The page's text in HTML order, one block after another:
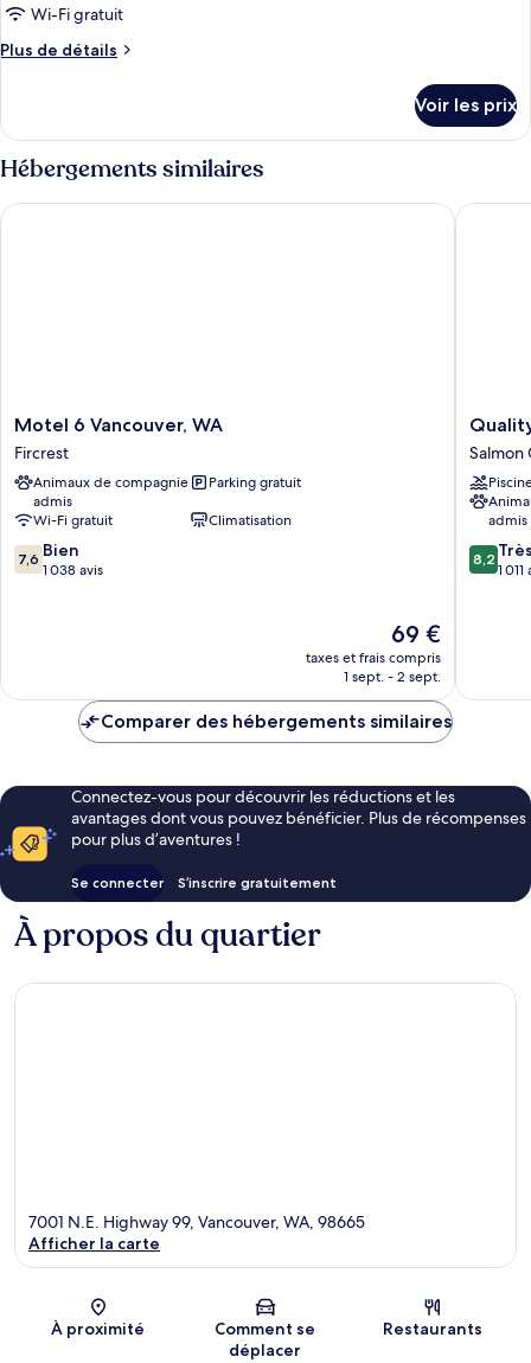
fumeurs
grands
non-
ce
type
de
Efficiency,
Chambre
Standard,
Wi-Fi gratuit
Plus de détails
Plus
le
type
de
chambre
Efficiency,
Voir les prix
Hébergements similaires
Motel
6
Vancouver,
WA
Fircrest
Motel 6 Vancouver, WA
Fircrest
Animaux de compagnie
admis
Parking gratuit
Wi-Fi gratuit
Climatisation
7.6
sur
7,6 Bien
1 038 avis
Le
nouveau
prix
de
69 €
taxes et frais compris
1 sept. - 2 sept.
Motel 6 Vancouver, WA
Quality
Inn
&
Suites
North
Salmon
Creek
Salmon
admis
8.2
sur
8,2
1 011
Quality
Comparer des hébergements similaires
Connectez-vous pour découvrir les réductions et les
avantages dont vous pouvez bénéficier. Plus de récompenses
pour plus d’aventures !
Se connecter S’inscrire gratuitement
À propos du quartier
Carte
7001 N.E. Highway 99, Vancouver, WA, 98665
Afficher la carte
À proximité
Comment se
déplacer
Restaurants